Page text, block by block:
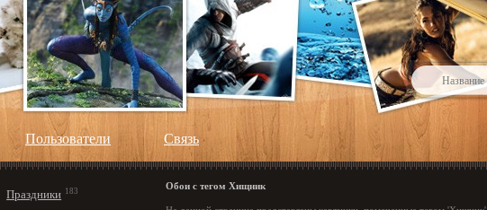
Пользователи Cвязь
Праздники 183 Обои с тегом Хищник